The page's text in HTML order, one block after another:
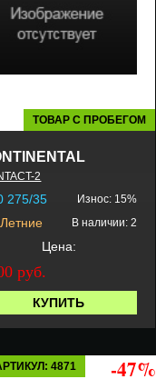
ТОВАР С ПРОБЕГОМ
2
275/35 Износ: 15%
Летние В наличии: 2
Цена:
руб.
КУПИТЬ
4871 -47%